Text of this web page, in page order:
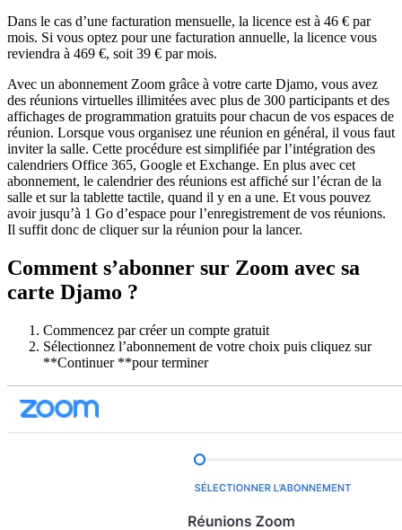
Dans le cas d’une facturation mensuelle, la licence est à 46 € par
mois. Si vous optez pour une facturation annuelle, la licence vous
reviendra à 469 €, soit 39 € par mois.
Avec un abonnement Zoom grâce à votre carte Djamo, vous avez
des réunions virtuelles illimitées avec plus de 300 participants et des
affichages de programmation gratuits pour chacun de vos espaces de
réunion. Lorsque vous organisez une réunion en général, il vous faut
inviter la salle. Cette procédure est simplifiée par l’intégration des
calendriers Office 365, Google et Exchange. En plus avec cet
abonnement, le calendrier des réunions est affiché sur l’écran de la
salle et sur la tablette tactile, quand il y en a une. Et vous pouvez
avoir jusqu’à 1 Go d’espace pour l’enregistrement de vos réunions.
Il suffit donc de cliquer sur la réunion pour la lancer.
Comment s’abonner sur Zoom avec sa
carte Djamo ?
Commencez par créer un compte gratuit
Sélectionnez l’abonnement de votre choix puis cliquez sur
**Continuer **pour terminer